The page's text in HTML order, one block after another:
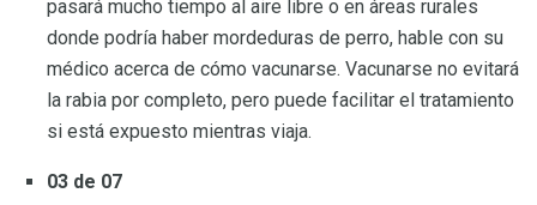
pasará mucho tiempo al aire libre o en áreas rurales
donde podría haber mordeduras de perro, hable con su
médico acerca de cómo vacunarse. Vacunarse no evitará
la rabia por completo, pero puede facilitar el tratamiento
si está expuesto mientras viaja.
03 de 07